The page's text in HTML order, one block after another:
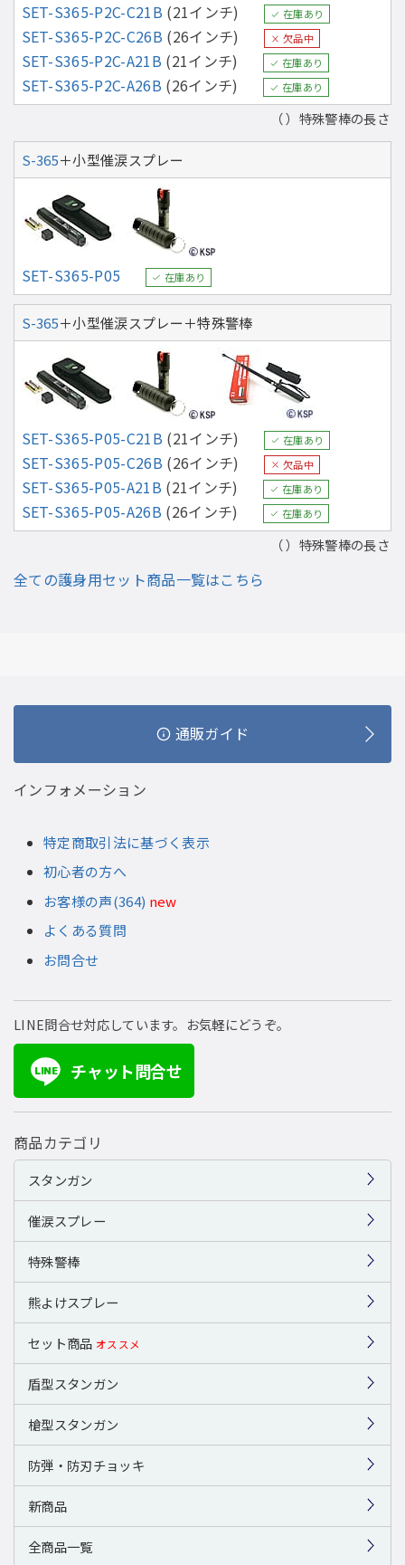
SET-S365-P2C-C21B (21インチ) 在庫あり
SET-S365-P2C-C26B (26インチ) 欠品中
SET-S365-P2C-A21B (21インチ) 在庫あり
SET-S365-P2C-A26B (26インチ) 在庫あり
（ ）特殊警棒の長さ
S-365＋小型催涙スプレー
SET-S365-P05 在庫あり
S-365＋小型催涙スプレー＋特殊警棒
SET-S365-P05-C21B (21インチ) 在庫あり
SET-S365-P05-C26B (26インチ) 欠品中
SET-S365-P05-A21B (21インチ) 在庫あり
SET-S365-P05-A26B (26インチ) 在庫あり
（ ）特殊警棒の長さ
全ての護身用セット商品一覧はこちら
通販ガイド
インフォメーション
特定商取引法に基づく表示
初心者の方へ
お客様の声(364) new
よくある質問
お問合せ
LINE問合せ対応しています。お気軽にどうぞ。
LINE チャット問合せ
商品カテゴリ
スタンガン
催涙スプレー
特殊警棒
熊よけスプレー
セット商品 オススメ
盾型スタンガン
槍型スタンガン
防弾・防刃チョッキ
新商品
全商品一覧